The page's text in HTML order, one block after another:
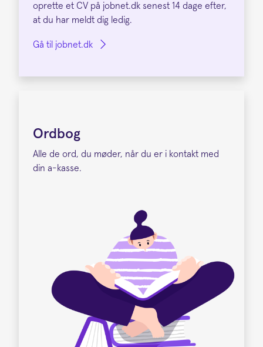
oprette et CV på jobnet.dk senest 14 dage efter,
at du har meldt dig ledig.
Gå til jobnet.dk
Ordbog
Alle de ord, du møder, når du er i kontakt med
din a-kasse.